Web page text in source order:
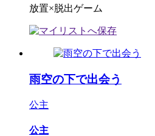
放置×脱出ゲーム
雨空の下で出会う
公主
公主